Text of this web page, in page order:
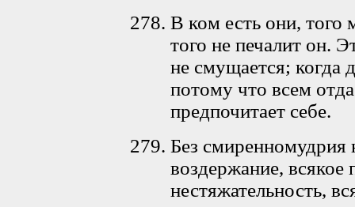
В ком есть они, того
того не печалит он.
не смущается; когда
потому что всем
предпочитает себе.
Без смиренномудрия
воздержание, всякое
нестяжательность,